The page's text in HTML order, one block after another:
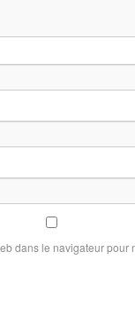
dans le navigateur pour